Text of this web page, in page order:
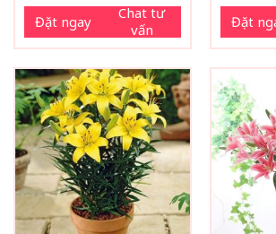
Đặt ngay
Chat tư
vấn
Đặt